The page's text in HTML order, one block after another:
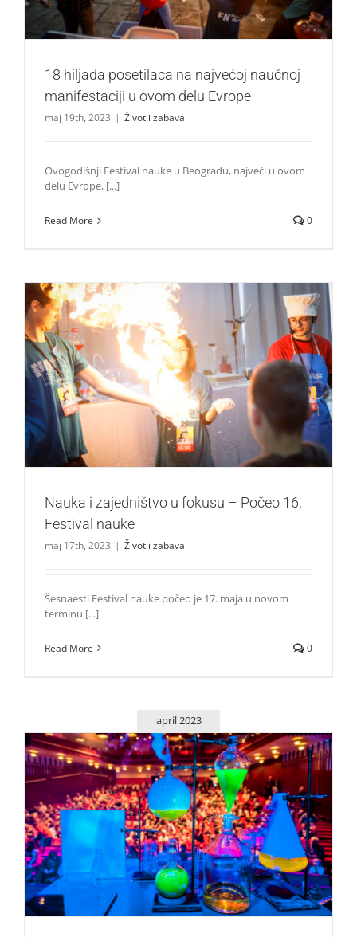
18 hiljada posetilaca na najvećoj naučnoj
manifestaciji u ovom delu Evrope
maj 19th, 2023 | Život i zabava
Ovogodišnji Festival nauke u Beogradu, najveći u ovom
delu Evrope, [...]
Read More 0
Nauka i zajedništvo u fokusu – Počeo 16. Festival nauke
Život i zabava
Nauka i zajedništvo u fokusu – Počeo 16.
Festival nauke
maj 17th, 2023 | Život i zabava
Šesnaesti Festival nauke počeo je 17. maja u novom
terminu [...]
Read More 0
april 2023
Naučnici iz Francuske, Švedske, Češke, Estonije, Austrije i
Slovenije gosti Međunarodnog programa Festivala nauke
Život i zabava